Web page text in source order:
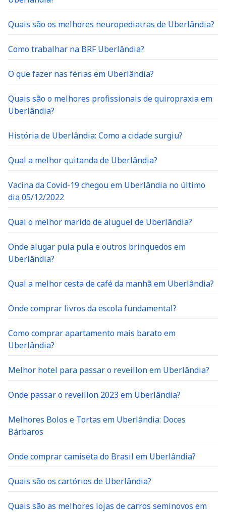
Quais são os melhores neuropediatras de Uberlândia?
Como trabalhar na BRF Uberlândia?
O que fazer nas férias em Uberlândia?
Quais são o melhores profissionais de quiropraxia em
Uberlândia?
História de Uberlândia: Como a cidade surgiu?
Qual a melhor quitanda de Uberlândia?
Vacina da Covid-19 chegou em Uberlândia no último
dia 05/12/2022
Qual o melhor marido de aluguel de Uberlândia?
Onde alugar pula pula e outros brinquedos em
Uberlândia?
Qual a melhor cesta de café da manhã em Uberlândia?
Onde comprar livros da escola fundamental?
Como comprar apartamento mais barato em
Uberlândia?
Melhor hotel para passar o reveillon em Uberlândia?
Onde passar o reveillon 2023 em Uberlândia?
Melhores Bolos e Tortas em Uberlândia: Doces
Bárbaros
Onde comprar camiseta do Brasil em Uberlândia?
Quais são os cartórios de Uberlândia?
Quais são as melhores lojas de carros seminovos em